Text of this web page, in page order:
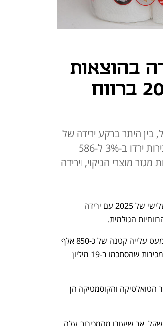
בהוצאות
סידרה לסנו זינוק של 20% ברווח
זינק ל-82.4 מיליון שקל, בין היתר ברקע ירידה של
11% בהוצאות המכירה והשיווק; יחד עם זאת, המכירות ירדו ב-3% ל-586
שקל במכירות מגזר מוצרי הניקוי, וירידה
הגולמית.